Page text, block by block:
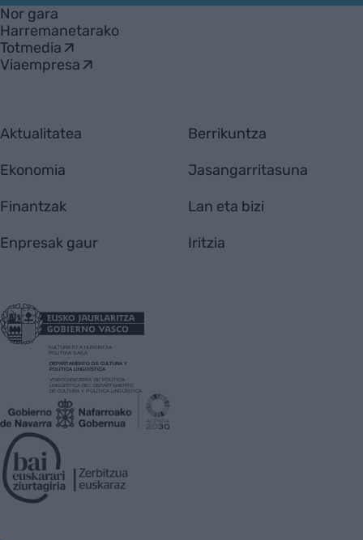
Nor gara
Harremanetarako
Totmedia
Viaempresa
Aktualitatea
Ekonomia
Finantzak
Enpresak gaur
Berrikuntza
Jasangarritasuna
Lan eta bizi
Iritzia